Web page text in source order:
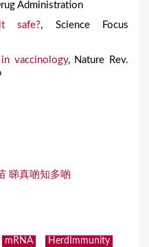
Administration
safe?, Science Focus
vaccinology, Nature Rev.
睇真啲知多啲
mRNA HerdImmunity